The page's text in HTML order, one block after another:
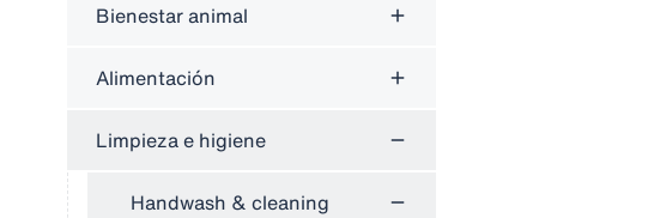
Bienestar animal
Alimentación
Limpieza e higiene
Handwash & cleaning